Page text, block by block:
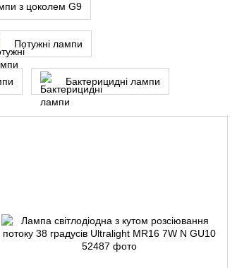
з цоколем G9
Потужні лампи
Бактерицидні лампи